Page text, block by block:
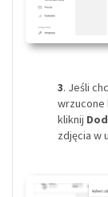
3. Jeśli
wrzucone
kliknij
zdjęcia w